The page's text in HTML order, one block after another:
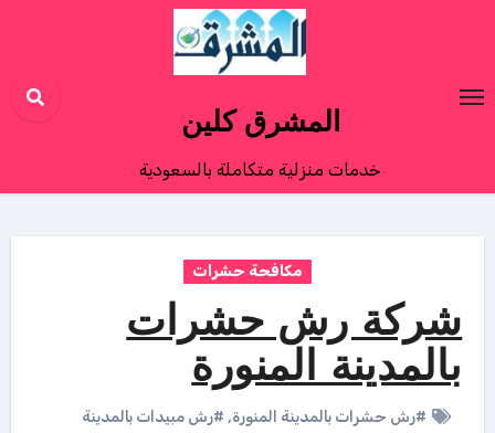
المشرق كلين
خدمات منزلية متكاملة بالسعودية
مكافحة حشرات
شركة رش حشرات
بالمدينة المنورة
#رش حشرات بالمدينة المنورة, #رش مبيدات بالمدينة